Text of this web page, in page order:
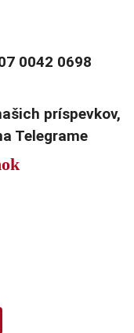
0042 0698
príspevkov,
Telegrame